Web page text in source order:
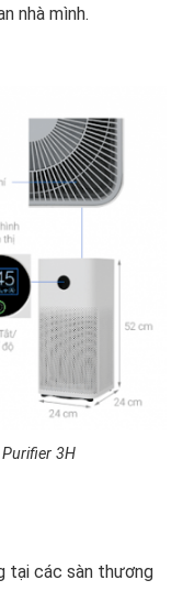
nhà mình.
3H
tại các sàn thương